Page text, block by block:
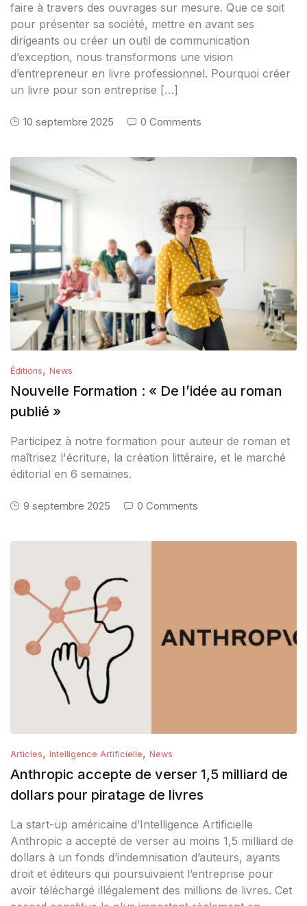
faire à travers des ouvrages sur mesure. Que ce soit
pour présenter sa société, mettre en avant ses
dirigeants ou créer un outil de communication
d’exception, nous transformons une vision
d’entrepreneur en livre professionnel. Pourquoi créer
un livre pour son entreprise […]
10 septembre 2025 0 Comments
Éditions, News
Nouvelle Formation : « De l’idée au roman
publié »
Participez à notre formation pour auteur de roman et
maîtrisez l'écriture, la création littéraire, et le marché
éditorial en 6 semaines.
9 septembre 2025 0 Comments
Articles, Intelligence Artificielle, News
Anthropic accepte de verser 1,5 milliard de
dollars pour piratage de livres
La start-up américaine d’Intelligence Artificielle
Anthropic a accepté de verser au moins 1,5 milliard de
dollars à un fonds d’indemnisation d’auteurs, ayants
droit et éditeurs qui poursuivaient l’entreprise pour
avoir téléchargé illégalement des millions de livres. Cet